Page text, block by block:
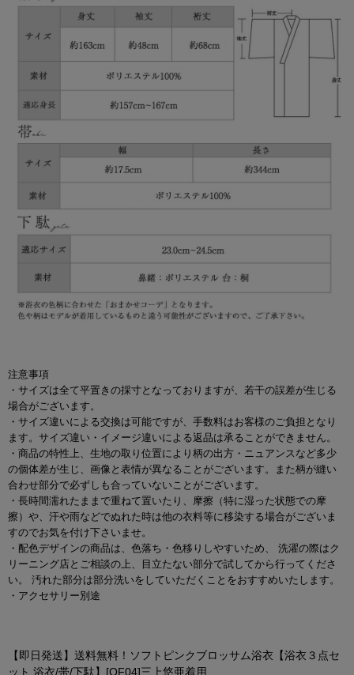
注意事項
・サイズは全て平置きの採寸となっておりますが、若干の誤差が生じる
場合がございます。
・サイズ違いによる交換は可能ですが、手数料はお客様のご負担となり
ます。サイズ違い・イメージ違いによる返品は承ることができません。
・商品の特性上、生地の取り位置により柄の出方・ニュアンスなど多少
の個体差が生じ、画像と表情が異なることがございます。また柄が縫い
合わせ部分で必ずしも合っていないことがございます。
・長時間濡れたままで重ねて置いたり、摩擦（特に湿った状態での摩
擦）や、汗や雨などでぬれた時は他の衣料等に移染する場合がございま
すのでお気を付け下さいませ。
・配色デザインの商品は、色落ち・色移りしやすいため、 洗濯の際はク
リーニング店とご相談の上、目立たない部分で試してから行ってくださ
い。 汚れた部分は部分洗いをしていただくことをおすすめいたします。
・アクセサリー別途